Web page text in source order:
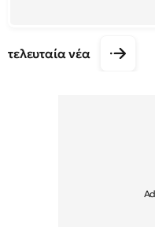
τελευταία νέα